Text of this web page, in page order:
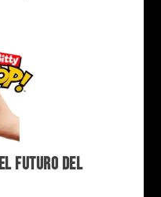
FUTURO DEL